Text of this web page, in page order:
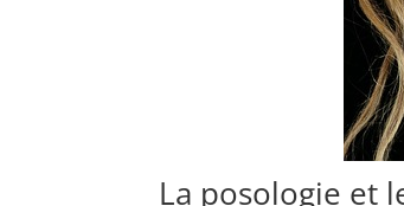
La posologie et